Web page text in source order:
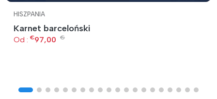
HISZPANIA
Karnet barceloński
Od : €97,00 €